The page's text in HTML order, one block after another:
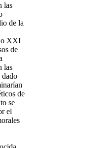
las
de la
XXI
de
las
dado
de
se
el